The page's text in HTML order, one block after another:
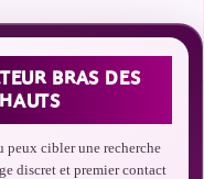
BRAS DES
peux cibler une recherche
discret et premier contact